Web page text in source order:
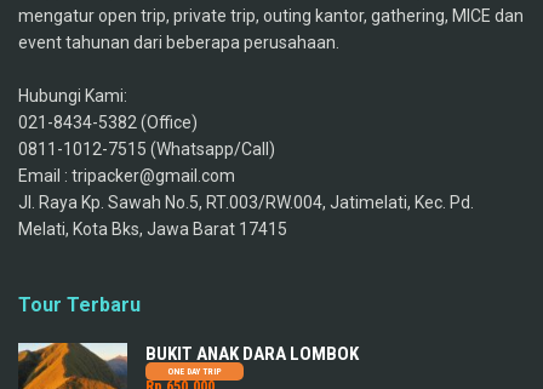
mengatur open trip, private trip, outing kantor, gathering, MICE dan
event tahunan dari beberapa perusahaan.
Hubungi Kami:
021-8434-5382 (Office)
0811-1012-7515 (Whatsapp/Call)
Email : tripacker@gmail.com
Jl. Raya Kp. Sawah No.5, RT.003/RW.004, Jatimelati, Kec. Pd.
Melati, Kota Bks, Jawa Barat 17415
Tour Terbaru
BUKIT ANAK DARA LOMBOK
ONE DAY TRIP